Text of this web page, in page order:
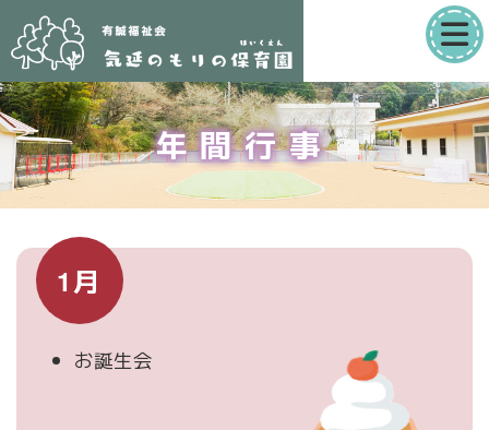
ン
テ
ン
ツ
へ
ス
ッ
気
延
の
も
の
年間行事
1月
お誕生会